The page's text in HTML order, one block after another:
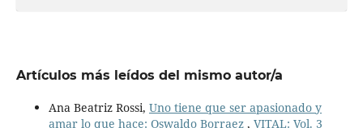
Artículos más leídos del mismo autor/a
Ana Beatriz Rossi, Uno tiene que ser apasionado y
amar lo que hace: Oswaldo Borraez , VITAL: Vol. 3